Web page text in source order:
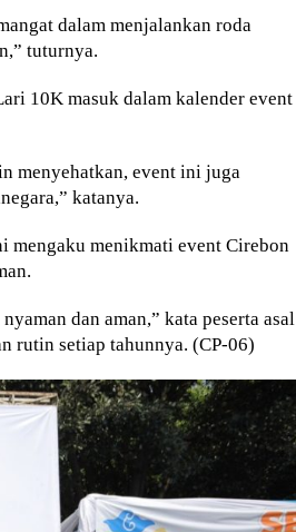
dalam menjalankan roda
tuturnya.
10K masuk dalam kalender event
menyehatkan, event ini juga
katanya.
mengaku menikmati event Cirebon
dan aman,” kata peserta asal
rutin setiap tahunnya. (CP-06)